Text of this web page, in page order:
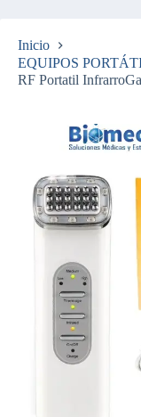
Inicio
EQUIPOS
RF Portatil